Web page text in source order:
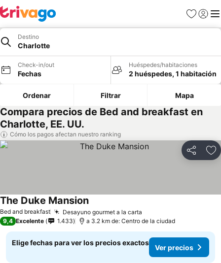
Favoritos
Iniciar
Destino
Charlotte
Check-in/out
Fechas
Huéspedes/habitaciones
2 huéspedes, 1 habitación
Ordenar Filtrar Mapa
Compara precios de Bed and breakfast en
Charlotte, EE. UU.
Cómo los pagos afectan nuestro ranking
Compartir
Bed and breakfast Desayuno gourmet a la carta
The Duke Mansion
9,4 Excelente 1.433 a 3.2 km de: Centro de la ciudad
Elige fechas para ver los precios exactos
Ver precios